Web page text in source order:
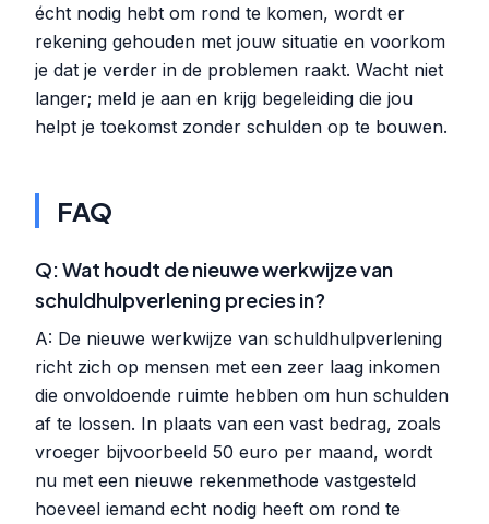
écht nodig hebt om rond te komen, wordt er
rekening gehouden met jouw situatie en voorkom
je dat je verder in de problemen raakt. Wacht niet
langer; meld je aan en krijg begeleiding die jou
helpt je toekomst zonder schulden op te bouwen.
FAQ
Q: Wat houdt de nieuwe werkwijze van
schuldhulpverlening precies in?
A: De nieuwe werkwijze van schuldhulpverlening
richt zich op mensen met een zeer laag inkomen
die onvoldoende ruimte hebben om hun schulden
af te lossen. In plaats van een vast bedrag, zoals
vroeger bijvoorbeeld 50 euro per maand, wordt
nu met een nieuwe rekenmethode vastgesteld
hoeveel iemand echt nodig heeft om rond te